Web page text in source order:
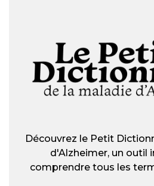
Découvrez le Petit
d'Alzheimer, un outil
comprendre tous les